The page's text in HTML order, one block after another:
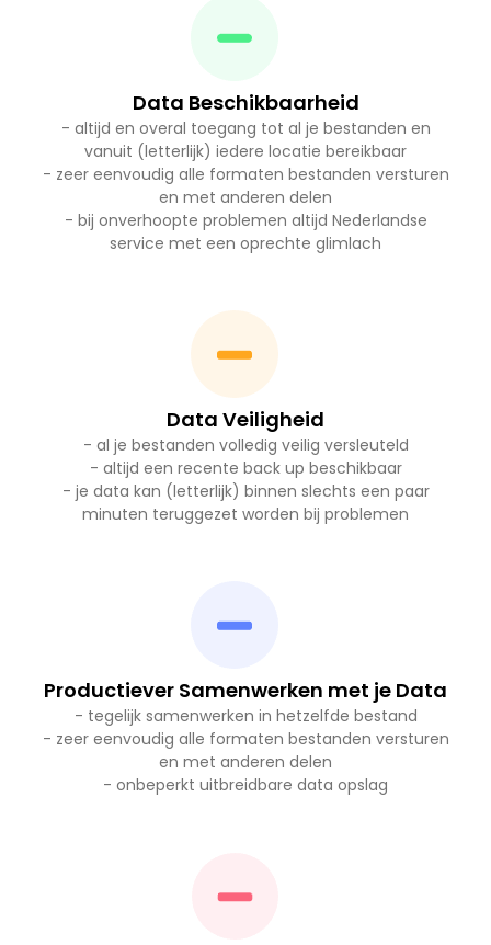
Data Beschikbaarheid
- altijd en overal toegang tot al je bestanden en
vanuit (letterlijk) iedere locatie bereikbaar
- zeer eenvoudig alle formaten bestanden versturen
en met anderen delen
- bij onverhoopte problemen altijd Nederlandse
service met een oprechte glimlach
Data Veiligheid
- al je bestanden volledig veilig versleuteld
- altijd een recente back up beschikbaar
- je data kan (letterlijk) binnen slechts een paar
minuten teruggezet worden bij problemen
Productiever Samenwerken met je Data
- tegelijk samenwerken in hetzelfde bestand
- zeer eenvoudig alle formaten bestanden versturen
en met anderen delen
- onbeperkt uitbreidbare data opslag